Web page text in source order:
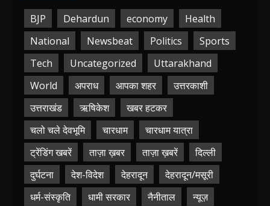
BJP Dehardun economy
Health
National
Newsbeat Politics
Sports
Tech
Uncategorized
Uttarakhand
World
अपराध आपका शहर
उत्तरकाशी
उत्तराखंड
ऋषिकेश
खबर हटकर
चलो चले देवभूमि
चारधाम
चारधाम यात्रा
ट्रेंडिंग खबरें
ताज़ा ख़बर ताज़ा ख़बरें
दिल्ली
दुर्घटना
देश-विदेश देहरादून
देहरादून/मसूरी
धर्म-संस्कृति
धामी सरकार नैनीताल
न्यूज़